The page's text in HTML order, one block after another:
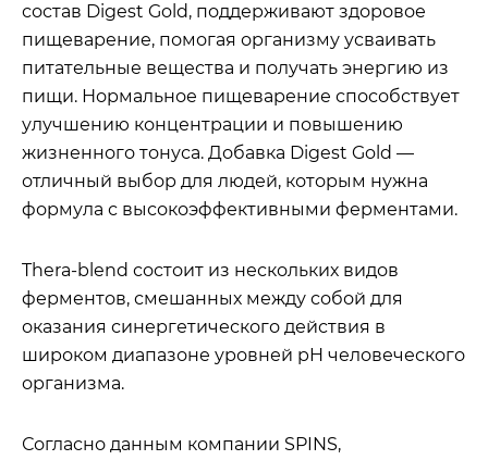
состав Digest Gold, поддерживают здоровое
пищеварение, помогая организму усваивать
питательные вещества и получать энергию из
пищи. Нормальное пищеварение способствует
улучшению концентрации и повышению
жизненного тонуса. Добавка Digest Gold —
отличный выбор для людей, которым нужна
формула с высокоэффективными ферментами.
Thera-blend состоит из нескольких видов
ферментов, смешанных между собой для
оказания синергетического действия в
широком диапазоне уровней pH человеческого
организма.
Согласно данным компании SPINS,